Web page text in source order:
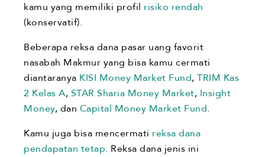
kamu yang memiliki profil risiko rendah
(konservatif).
Beberapa reksa dana pasar uang favorit
nasabah Makmur yang bisa kamu cermati
diantaranya KISI Money Market Fund, TRIM Kas
2 Kelas A, STAR Sharia Money Market, Insight
Money, dan Capital Money Market Fund.
Kamu juga bisa mencermati reksa dana
pendapatan tetap. Reksa dana jenis ini